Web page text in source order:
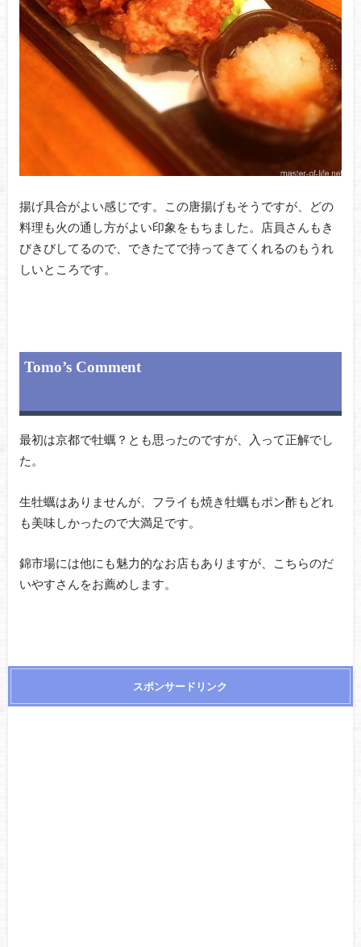
揚げ具合がよい感じです。この唐揚げもそうですが、どの
料理も火の通し方がよい印象をもちました。店員さんもき
びきびしてるので、できたてで持ってきてくれるのもうれ
しいところです。
Tomo’s Comment
最初は京都で牡蠣？とも思ったのですが、入って正解でし
た。
生牡蠣はありませんが、フライも焼き牡蠣もポン酢もどれ
も美味しかったので大満足です。
錦市場には他にも魅力的なお店もありますが、こちらのだ
いやすさんをお薦めします。
スポンサードリンク